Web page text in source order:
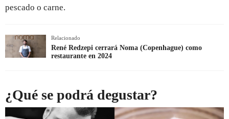
pescado o carne.
Relacionado
René Redzepi cerrará Noma (Copenhague) como
restaurante en 2024
¿Qué se podrá degustar?